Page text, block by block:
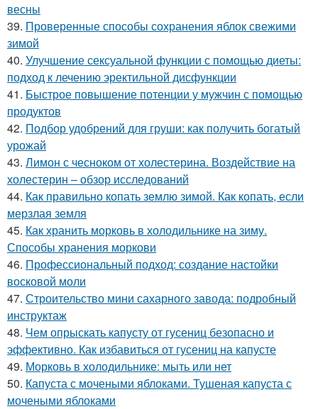
весны
39. Проверенные способы сохранения яблок свежими
зимой
40. Улучшение сексуальной функции с помощью диеты:
подход к лечению эректильной дисфункции
41. Быстрое повышение потенции у мужчин с помощью
продуктов
42. Подбор удобрений для груши: как получить богатый
урожай
43. Лимон с чесноком от холестерина. Воздействие на
холестерин – обзор исследований
44. Как правильно копать землю зимой. Как копать, если
мерзлая земля
45. Как хранить морковь в холодильнике на зиму.
Способы хранения моркови
46. Профессиональный подход: создание настойки
восковой моли
47. Строительство мини сахарного завода: подробный
инструктаж
48. Чем опрыскать капусту от гусениц безопасно и
эффективно. Как избавиться от гусениц на капусте
49. Морковь в холодильнике: мыть или нет
50. Капуста с мочеными яблоками. Тушеная капуста с
мочеными яблоками